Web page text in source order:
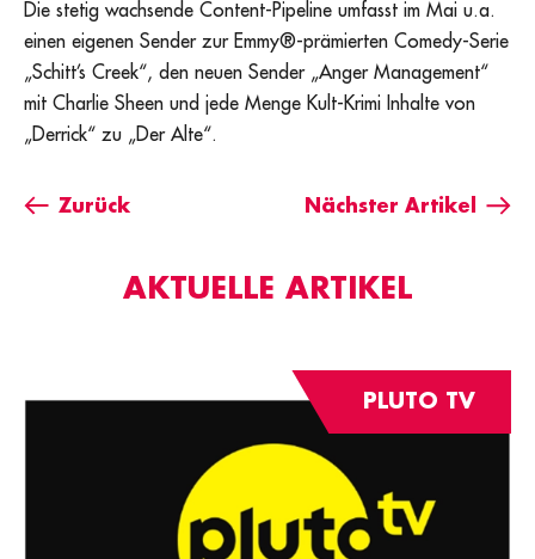
Die stetig wachsende Content-Pipeline umfasst im Mai u.a.
einen eigenen Sender zur Emmy®-prämierten Comedy-Serie
„Schitt’s Creek“, den neuen Sender „Anger Management“
mit Charlie Sheen und jede Menge Kult-Krimi Inhalte von
„Derrick“ zu „Der Alte“.
Zurück Nächster Artikel
AKTUELLE ARTIKEL
PLUTO TV